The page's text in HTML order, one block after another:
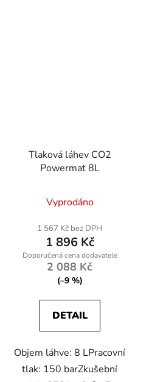
Tlaková láhev CO2
Powermat 8L
Vyprodáno
1 567 Kč bez DPH
1 896 Kč
2 088 Kč
(–9 %)
DETAIL
Objem láhve: 8 LPracovní
tlak: 150 barZkušební